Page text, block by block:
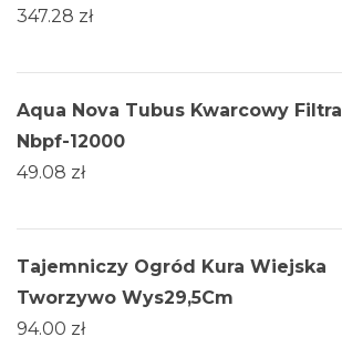
347.28 zł
Aqua Nova Tubus Kwarcowy Filtra
Nbpf-12000
49.08 zł
Tajemniczy Ogród Kura Wiejska
Tworzywo Wys29,5Cm
94.00 zł